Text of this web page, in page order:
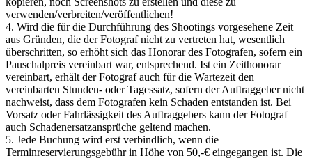
verwenden/verbreiten/veröffentlichen!
4. Wird die für die Durchführung des Shootings vorgesehene Zeit
aus Gründen, die der Fotograf nicht zu vertreten hat, wesentlich
überschritten, so erhöht sich das Honorar des Fotografen, sofern ein
Pauschalpreis vereinbart war, entsprechend. Ist ein Zeithonorar
vereinbart, erhält der Fotograf auch für die Wartezeit den
vereinbarten Stunden- oder Tagessatz, sofern der Auftraggeber nicht
nachweist, dass dem Fotografen kein Schaden entstanden ist. Bei
Vorsatz oder Fahrlässigkeit des Auftraggebers kann der Fotograf
auch Schadenersatzansprüche geltend machen.
5. Jede Buchung wird erst verbindlich, wenn die
Terminreservierungsgebühr in Höhe von 50,-€ eingegangen ist. Die